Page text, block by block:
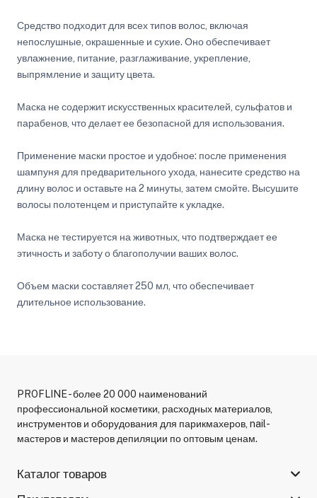
Средство подходит для всех типов волос, включая
непослушные, окрашенные и сухие. Оно обеспечивает
увлажнение, питание, разглаживание, укрепление,
выпрямление и защиту цвета.
Маска не содержит искусственных красителей, сульфатов и
парабенов, что делает ее безопасной для использования.
Применение маски простое и удобное: после применения
шампуня для предварительного ухода, нанесите средство на
длину волос и оставьте на 2 минуты, затем смойте. Высушите
волосы полотенцем и приступайте к укладке.
Маска не тестируется на животных, что подтверждает ее
этичность и заботу о благополучии ваших волос.
Объем маски составляет 250 мл, что обеспечивает
длительное использование.
PROFLINE - более 20 000 наименований
профессиональной косметики, расходных материалов,
инструментов и оборудования для парикмахеров, nail-
мастеров и мастеров депиляции по оптовым ценам.
Каталог товаров